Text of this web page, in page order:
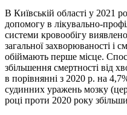
В Київській області у 2021
допомогу в лікувально-
системи кровообігу
загальної захворюваності і
обіймають перше місце.
збільшення смертності від
в порівнянні з 2020 р. на
судинних уражень мозку
році проти 2020 року